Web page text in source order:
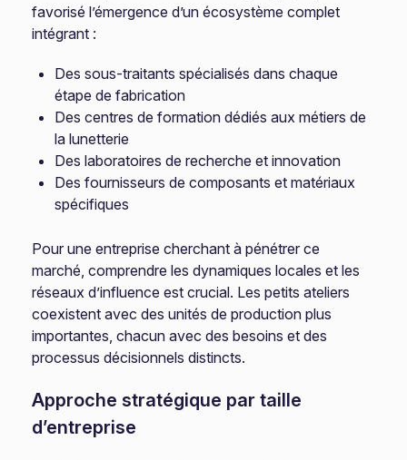
favorisé l’émergence d’un écosystème complet
intégrant :
Des sous-traitants spécialisés dans chaque
étape de fabrication
Des centres de formation dédiés aux métiers de
la lunetterie
Des laboratoires de recherche et innovation
Des fournisseurs de composants et matériaux
spécifiques
Pour une entreprise cherchant à pénétrer ce
marché, comprendre les dynamiques locales et les
réseaux d’influence est crucial. Les petits ateliers
coexistent avec des unités de production plus
importantes, chacun avec des besoins et des
processus décisionnels distincts.
Approche stratégique par taille
d’entreprise